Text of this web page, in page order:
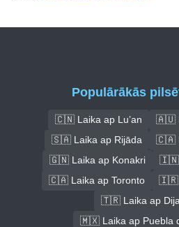
Populārākās
🇨🇳 Laika ap Lu’an
🇦🇺
🇸🇦 Laika ap Rijāda
🇨🇦
🇬🇳 Laika ap Konakri
🇮🇳
🇨🇦 Laika ap Toronto
🇮🇷
🇹🇷 Laika ap
🇲🇽 Laika ap Puebla